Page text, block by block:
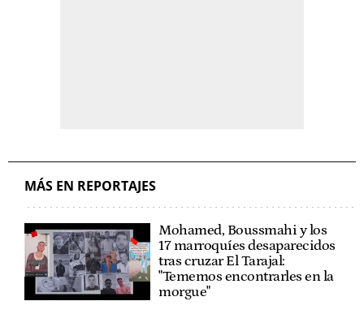
MÁS EN REPORTAJES
Mohamed, Boussmahi y los
17 marroquíes desaparecidos
tras cruzar El Tarajal:
"Tememos encontrarles en la
morgue"